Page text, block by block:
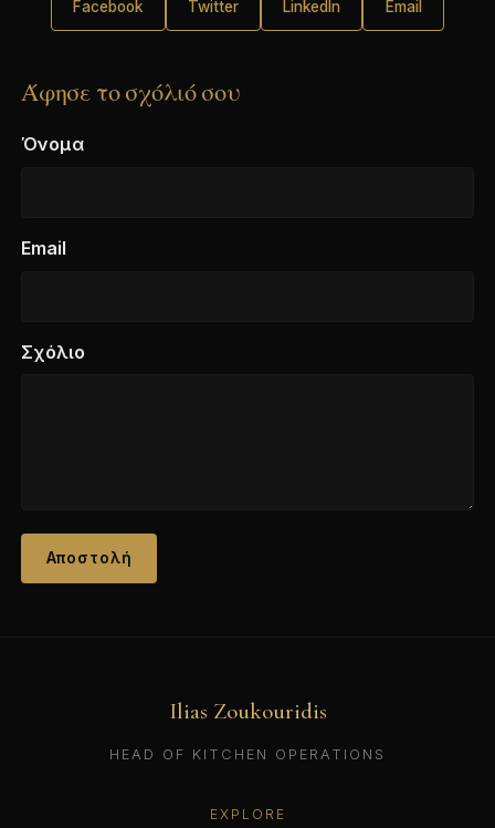
Facebook Twitter LinkedIn Email
Άφησε το σχόλιό σου
Όνομα
Email
Σχόλιο
Αποστολή
Ilias Zoukouridis
HEAD OF KITCHEN OPERATIONS
EXPLORE